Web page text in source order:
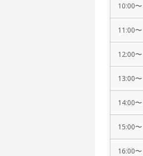
10:00〜
11:00〜
12:00〜
13:00〜
14:00〜
15:00〜
16:00〜